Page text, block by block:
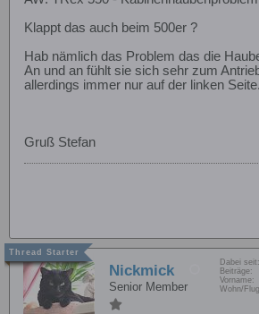
Klappt das auch beim 500er ?
Hab nämlich das Problem das die
An und an fühlt sie sich sehr zum
allerdings immer nur auf der linken Seite.
Gruß Stefan
Nickmick
Senior Member
Dabei seit:
Beiträge:
Vorname:
Wohn/